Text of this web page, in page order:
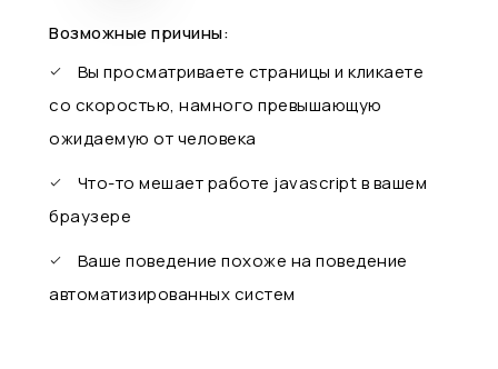
Возможные причины:
Вы просматриваете страницы и кликаете
со скоростью, намного превышающую
ожидаемую от человека
Что-то мешает работе javascript в вашем
браузере
Ваше поведение похоже на поведение
автоматизированных систем